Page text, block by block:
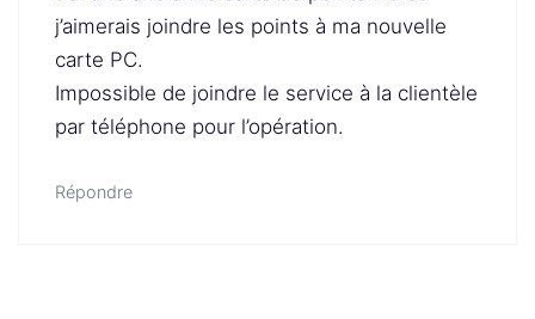
j’aimerais joindre les points à ma nouvelle
carte PC.
Impossible de joindre le service à la clientèle
par téléphone pour l’opération.
Répondre